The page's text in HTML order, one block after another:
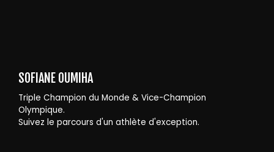
SOFIANE OUMIHA
Triple Champion du Monde & Vice-Champion
Olympique.
Suivez le parcours d'un athlète d'exception.